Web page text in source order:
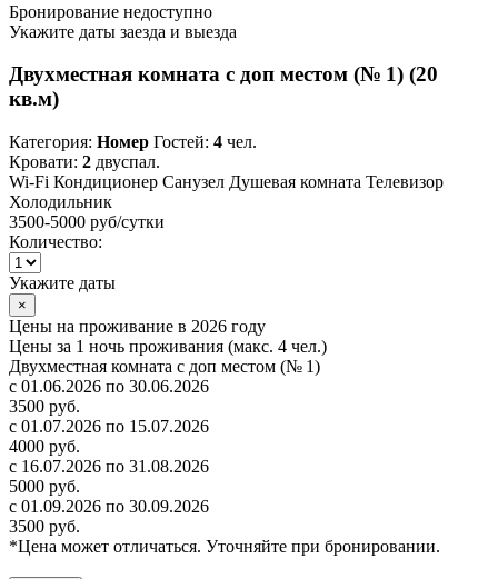
Бронирование недоступно
Укажите даты заезда и выезда
Двухместная комната с доп местом (№ 1) (20
кв.м)
Категория: Номер Гостей: 4 чел.
Кровати: 2 двуспал.
Wi-Fi Кондиционер Санузел Душевая комната Телевизор
Холодильник
3500-5000 руб/сутки
Количество:
Укажите даты
×
Цены на проживание в 2026 году
Цены за 1 ночь проживания (макс. 4 чел.)
Двухместная комната с доп местом (№ 1)
с 01.06.2026 по 30.06.2026
3500 руб.
с 01.07.2026 по 15.07.2026
4000 руб.
с 16.07.2026 по 31.08.2026
5000 руб.
с 01.09.2026 по 30.09.2026
3500 руб.
*Цена может отличаться. Уточняйте при бронировании.